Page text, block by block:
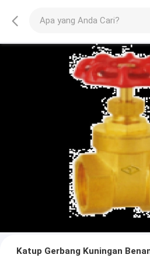
Katup Gerbang Kuningan